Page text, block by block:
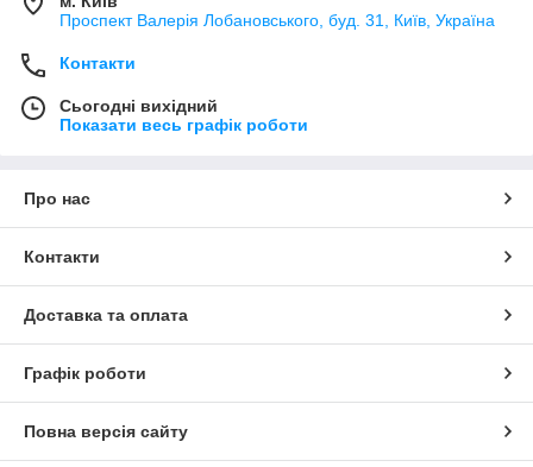
Проспект Валерія Лобановського, буд. 31, Київ, Україна
Контакти
Сьогодні вихідний
Показати весь графік роботи
Про нас
Контакти
Доставка та оплата
Графік роботи
Повна версія сайту